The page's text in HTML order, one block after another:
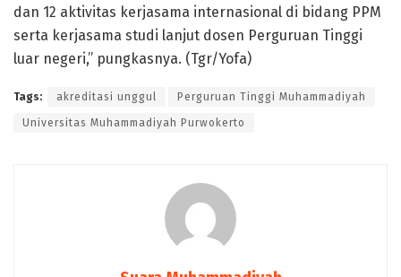
dan 12 aktivitas kerjasama internasional di bidang PPM
serta kerjasama studi lanjut dosen Perguruan Tinggi
luar negeri,” pungkasnya. (Tgr/Yofa)
Tags: akreditasi unggul Perguruan Tinggi Muhammadiyah
Universitas Muhammadiyah Purwokerto